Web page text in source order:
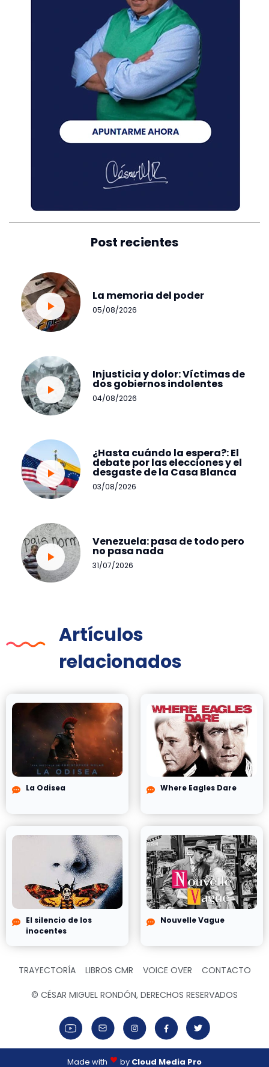
Post recientes
La memoria del poder
05/08/2026
Injusticia y dolor: Víctimas de
dos gobiernos indolentes
04/08/2026
¿Hasta cuándo la espera?: El
debate por las elecciones y el
desgaste de la Casa Blanca
03/08/2026
Venezuela: pasa de todo pero
no pasa nada
31/07/2026
Artículos
relacionados
La Odisea Where Eagles Dare
El silencio de los
inocentes
Nouvelle Vague
TRAYECTORÍA LIBROS CMR VOICE OVER CONTACTO
© CÉSAR MIGUEL RONDÓN, DERECHOS RESERVADOS
Made with by Cloud Media Pro